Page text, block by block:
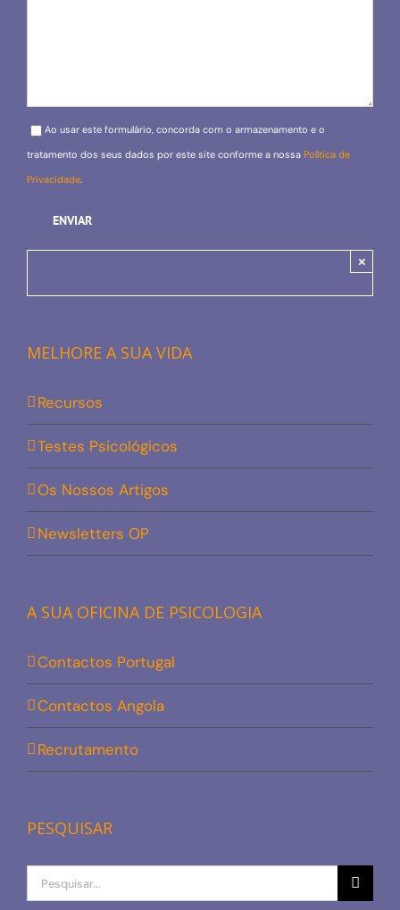
Please leave this field empty.
Ao usar este formulário, concorda com o armazenamento e o
tratamento dos seus dados por este site conforme a nossa Política de
Privacidade.
×
MELHORE A SUA VIDA
Recursos
Testes Psicológicos
Os Nossos Artigos
Newsletters OP
A SUA OFICINA DE PSICOLOGIA
Contactos Portugal
Contactos Angola
Recrutamento
PESQUISAR
Procurar
por